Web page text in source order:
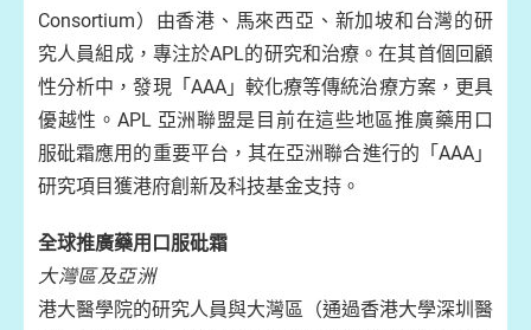
Consortium）由香港、馬來西亞、新加坡和台灣的研
究人員組成，專注於APL的研究和治療。在其首個回顧
性分析中，發現「AAA」較化療等傳統治療方案，更具
優越性。APL 亞洲聯盟是目前在這些地區推廣藥用口
服砒霜應用的重要平台，其在亞洲聯合進行的「AAA」
研究項目獲港府創新及科技基金支持。
全球推廣藥用口服砒霜
大灣區及亞洲
港大醫學院的研究人員與大灣區（通過香港大學深圳醫